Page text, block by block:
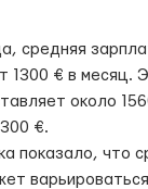
средняя
1300 € в месяц.
около
€.
показало, что